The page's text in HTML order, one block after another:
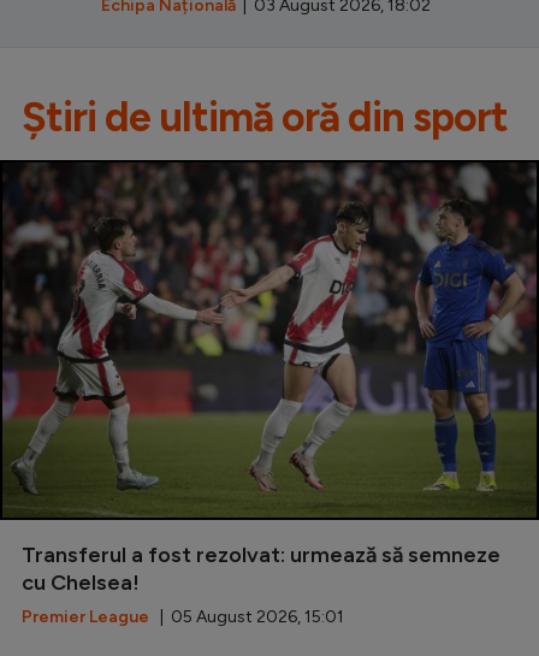
Echipa Națională | 03 August 2026, 18:02
Știri de ultimă oră din sport
Transferul a fost rezolvat: urmează să semneze
cu Chelsea!
Premier League | 05 August 2026, 15:01